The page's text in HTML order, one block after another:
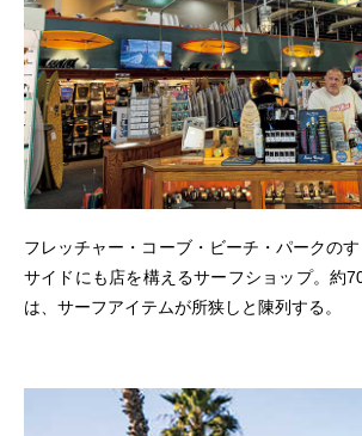
フレッチャー・コーブ・ビーチ・パークの
サイドにも店を構えるサーフショップ。約
は、サーフアイテムが所狭しと陳列する。